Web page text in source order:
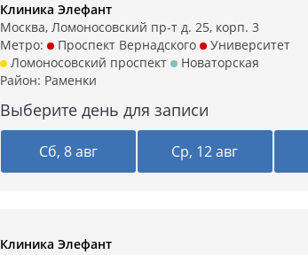
Клиника Элефант
Москва, Ломоносовский пр-т д. 25, корп. 3
Метро:
Проспект Вернадского
Университет
Ломоносовский проспект
Новаторская
Район: Раменки
Выберите день для записи
Сб, 8 авг Ср, 12 авг
Клиника Элефант